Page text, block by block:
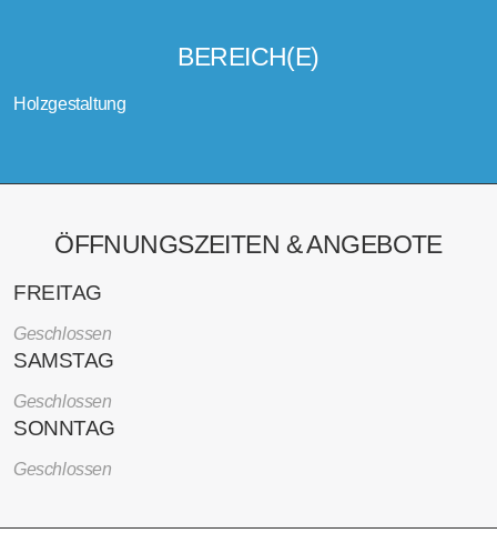
BEREICH(E)
Holzgestaltung
ÖFFNUNGSZEITEN & ANGEBOTE
FREITAG
Geschlossen
SAMSTAG
Geschlossen
SONNTAG
Geschlossen